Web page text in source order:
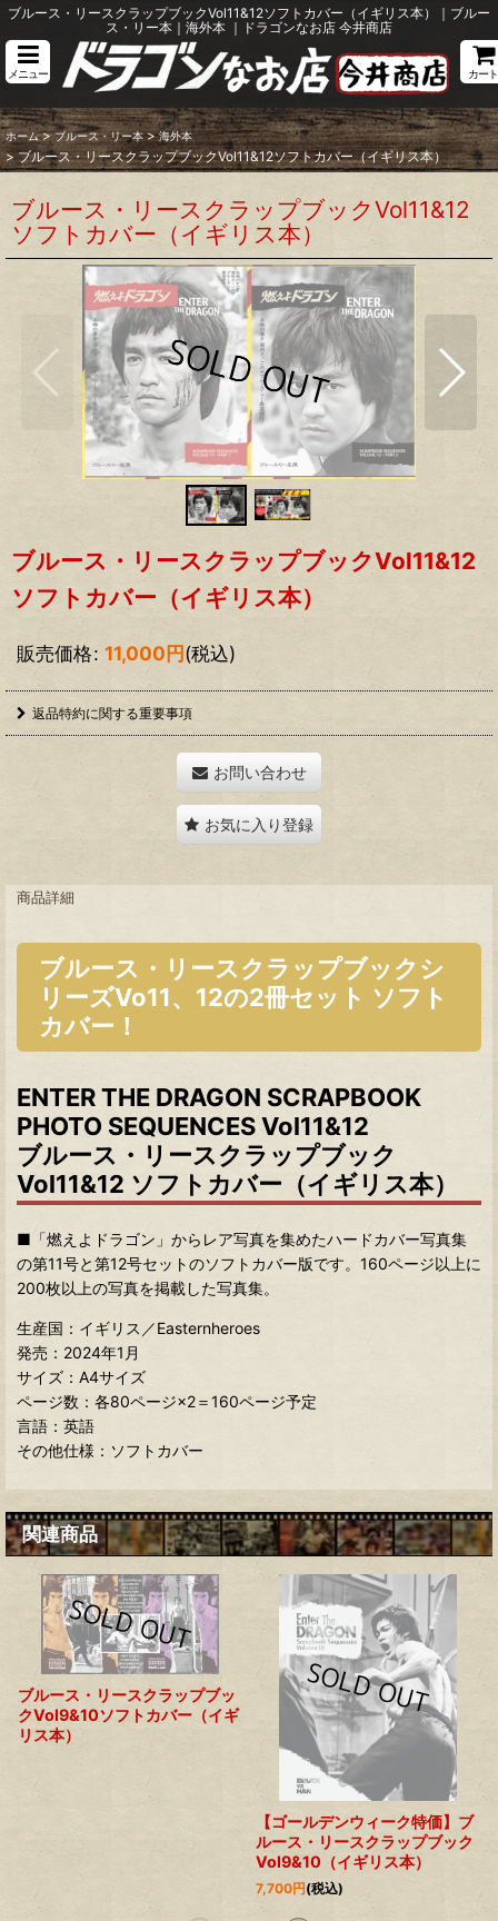
ブルース・リースクラップブックVol11&12ソフトカバー（イギリス本）｜ブルー
ス・リー本｜海外本 ｜ドラゴンなお店 今井商店
メニュー カート
ホーム > ブルース・リー本 > 海外本
> ブルース・リースクラップブックVol11&12ソフトカバー（イギリス本）
ブルース・リースクラップブックVol11&12
ソフトカバー（イギリス本）
ブルース・リースクラップブックVol11&12
ソフトカバー（イギリス本）
販売価格: 11,000円(税込)
返品特約に関する重要事項
お問い合わせ
お気に入り登録
商品詳細
ブルース・リースクラップブックシ
リーズVo11、12の2冊セット ソフト
カバー！
ENTER THE DRAGON SCRAPBOOK
PHOTO SEQUENCES Vol11&12
ブルース・リースクラップブック
Vol11&12 ソフトカバー（イギリス本）
■「燃えよドラゴン」からレア写真を集めたハードカバー写真集
の第11号と第12号セットのソフトカバー版です。160ページ以上に
200枚以上の写真を掲載した写真集。
生産国：イギリス／Easternheroes
発売：2024年1月
サイズ：A4サイズ
ページ数：各80ページ×2＝160ページ予定
言語：英語
その他仕様：ソフトカバー
関連商品
ブルース・リースクラップブッ
クVol9&10ソフトカバー（イギ
リス本）
【ゴールデンウィーク特価】ブ
ルース・リースクラップブック
Vol9&10（イギリス本）
7,700円(税込)